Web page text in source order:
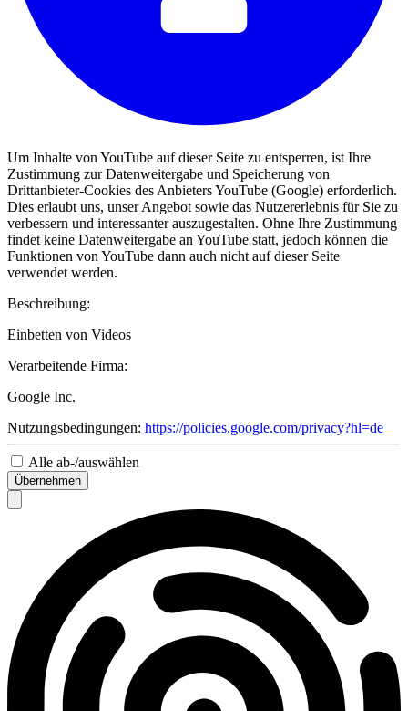
Um Inhalte von YouTube auf dieser Seite zu entsperren, ist Ihre
Zustimmung zur Datenweitergabe und Speicherung von
Drittanbieter-Cookies des Anbieters YouTube (Google) erforderlich.
Dies erlaubt uns, unser Angebot sowie das Nutzererlebnis für Sie zu
verbessern und interessanter auszugestalten. Ohne Ihre Zustimmung
findet keine Datenweitergabe an YouTube statt, jedoch können die
Funktionen von YouTube dann auch nicht auf dieser Seite
verwendet werden.
Beschreibung:
Einbetten von Videos
Verarbeitende Firma:
Google Inc.
Nutzungsbedingungen: https://policies.google.com/privacy?hl=de
Alle ab-/auswählen
Übernehmen